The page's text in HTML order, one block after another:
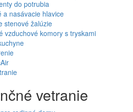
do potrubia
a nasávacie hlavice
stenové žalúzie
vzduchové komory s tryskami
vetranie